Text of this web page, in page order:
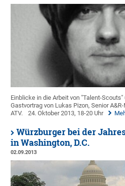
Einblicke in die Arbeit von "Talent-
Gastvortrag von Lukas Pizon, Senior
ATV.
24. Oktober 2013, 18-20 Uhr
Würzburger bei der
in Washington, D.C.
02.09.2013